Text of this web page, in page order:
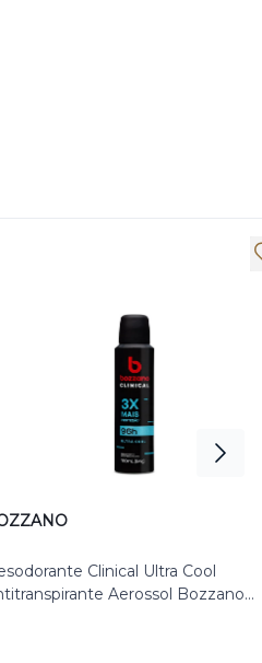
Clinical Ultra Cool
Aerossol Bozzano